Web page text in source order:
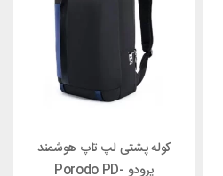
کوله پشتی لپ تاپ هوشمند
پرودو Porodo PD-